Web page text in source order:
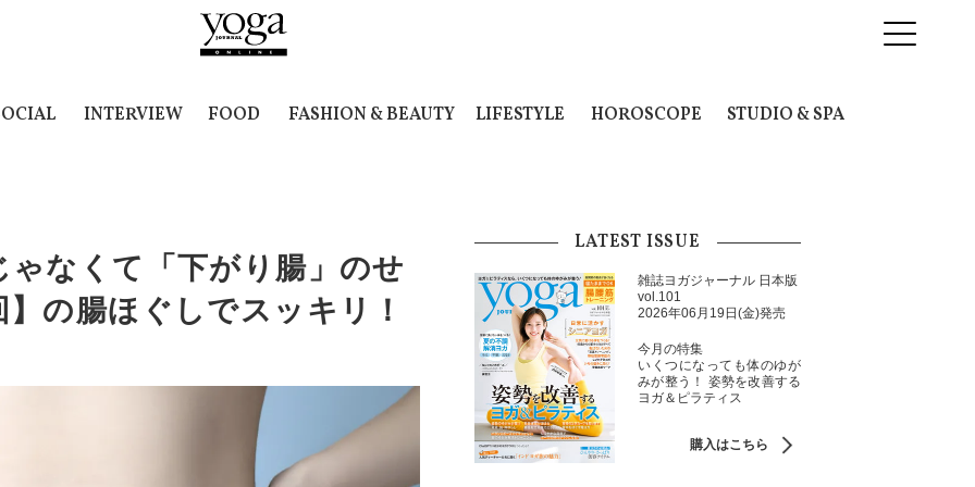
INTERVIEW FOOD FASHION & BEAUTY LIFESTYLE HOROSCOPE STUDIO & SPA
なくて「下がり腸」のせ
の腸ほぐしでスッキリ！
LATEST ISSUE
雑誌ヨガジャーナル 日本版
vol.101
2026年06月19日(金)発売
今月の特集
いくつになっても体のゆが
みが整う！ 姿勢を改善する
ヨガ＆ピラティス
購入はこちら